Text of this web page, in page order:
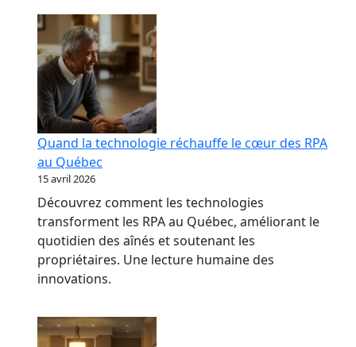
Quand la technologie réchauffe le cœur des RPA
au Québec
15 avril 2026
Découvrez comment les technologies
transforment les RPA au Québec, améliorant le
quotidien des aînés et soutenant les
propriétaires. Une lecture humaine des
innovations.